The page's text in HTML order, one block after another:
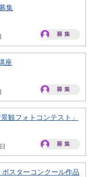
集
座
観フォトコンテスト」
スターコンクール作品